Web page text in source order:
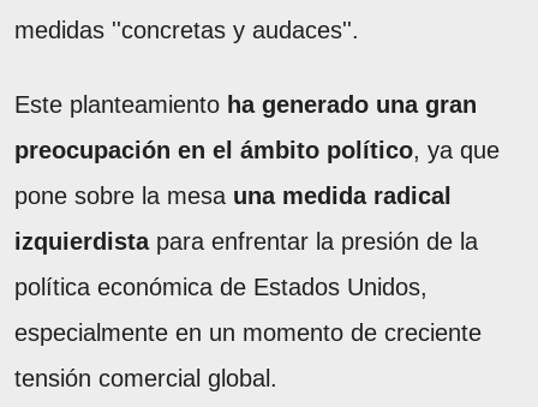
medidas ''concretas y audaces''.
Este planteamiento ha generado una gran
preocupación en el ámbito político, ya que
pone sobre la mesa una medida radical
izquierdistapara enfrentar la presión de la
política económica de Estados Unidos,
especialmente en un momento de creciente
tensión comercial global.